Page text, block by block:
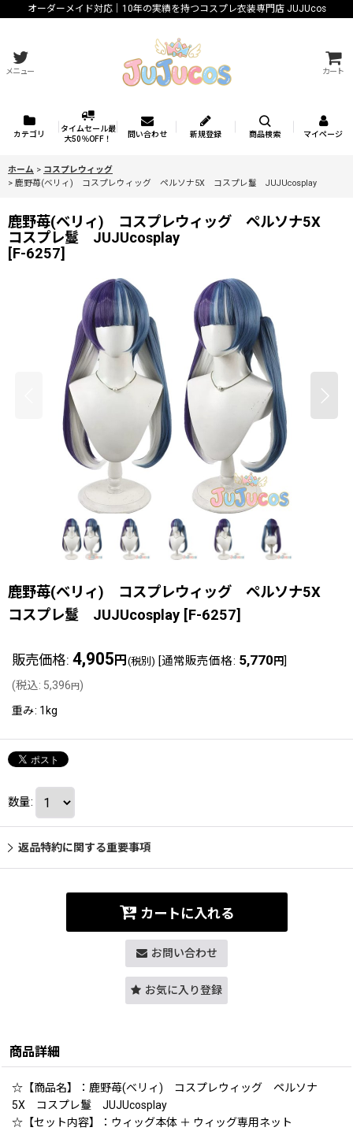
オーダーメイド対応｜10年の実績を持つコスプレ衣装専門店 JUJUcos
メニュー カート
カテゴリ
タイムセール最
大50％OFF！
問い合わせ 新規登録 商品検索 マイページ
ホーム > コスプレウィッグ
> 鹿野苺(ベリィ) コスプレウィッグ ペルソナ5X コスプレ鬘 JUJUcosplay
鹿野苺(ベリィ) コスプレウィッグ ペルソナ5X
コスプレ鬘 JUJUcosplay
[F-6257]
鹿野苺(ベリィ) コスプレウィッグ ペルソナ5X
コスプレ鬘 JUJUcosplay [F-6257]
販売価格: 4,905 円 (税別) [通常販売価格: 5,770 円]
(税込: 5,396円)
重み: 1kg
数量:
返品特約に関する重要事項
カートに入れる
お問い合わせ
お気に入り登録
商品詳細
☆【商品名】：鹿野苺(ベリィ) コスプレウィッグ ペルソナ
5X コスプレ鬘 JUJUcosplay
☆【セット内容】：ウィッグ本体 ＋ ウィッグ専用ネット